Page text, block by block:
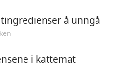
å unngå
i kattemat